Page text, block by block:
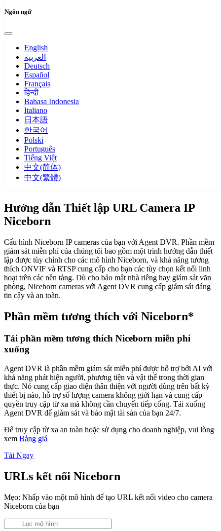
Ngôn ngữ
English
العربية
Deutsch
Español
Français
हिन्दी
Bahasa Indonesia
Italiano
日本語
한국어
Polski
Português
Tiếng Việt
中文(简体)
中文(繁體)
Hướng dẫn Thiết lập URL Camera IP
Niceborn
Cấu hình Niceborn IP cameras của bạn với Agent DVR. Phần mềm
giám sát miễn phí của chúng tôi bao gồm một trình hướng dẫn thiết
lập được tùy chỉnh cho các mô hình Niceborn, và khả năng tương
thích ONVIF và RTSP cung cấp cho bạn các tùy chọn kết nối linh
hoạt trên các nền tảng. Dù cho bảo mật nhà riêng hay giám sát văn
phòng, Niceborn cameras với Agent DVR cung cấp giám sát đáng
tin cậy và an toàn.
Phần mềm tương thích với Niceborn*
Tải phần mềm tương thích Niceborn miễn phí
xuống
Agent DVR là phần mềm giám sát miễn phí được hỗ trợ bởi AI với
khả năng phát hiện người, phương tiện và vật thể trong thời gian
thực. Nó cung cấp giao diện thân thiện với người dùng trên bất kỳ
thiết bị nào, hỗ trợ số lượng camera không giới hạn và cung cấp
quyền truy cập từ xa mà không cần chuyển tiếp cổng. Tải xuống
Agent DVR để giám sát và bảo mật tài sản của bạn 24/7.
Để truy cập từ xa an toàn hoặc sử dụng cho doanh nghiệp, vui lòng
xem Bảng giá
Tải Ngay
URLs kết nối Niceborn
Mẹo: Nhấp vào một mô hình để tạo URL kết nối video cho camera
Niceborn của bạn